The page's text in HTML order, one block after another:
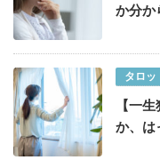
か分か
タロッ
【一
か、は